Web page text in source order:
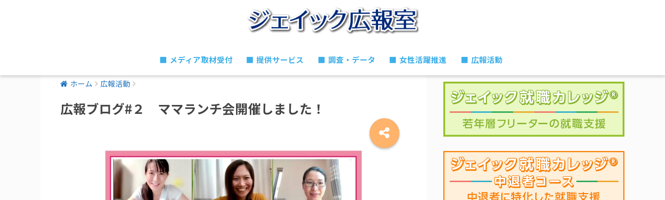
■メディア取材受付 ■提供サービス ■調査・データ ■女性活躍推進 ■広報活動
ホーム 広報活動
広報ブログ#２ ママランチ会開催しました！